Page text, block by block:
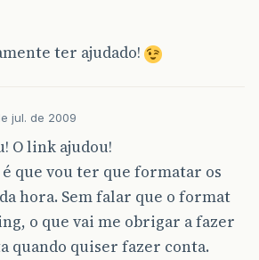
ter ajudado!
jul. de 2009
O link ajudou!
que vou ter que formatar os
hora. Sem falar que o format
o que vai me obrigar a fazer
quando quiser fazer conta.